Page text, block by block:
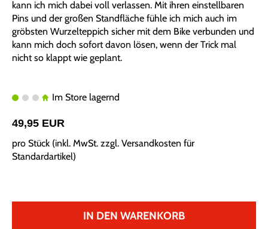
kann ich mich dabei voll verlassen. Mit ihren einstellbaren
Pins und der großen Standfläche fühle ich mich auch im
gröbsten Wurzelteppich sicher mit dem Bike verbunden und
kann mich doch sofort davon lösen, wenn der Trick mal
nicht so klappt wie geplant.
Im Store lagernd
49,95 EUR
pro Stück (inkl. MwSt. zzgl. Versandkosten für
Standardartikel)
IN DEN WARENKORB